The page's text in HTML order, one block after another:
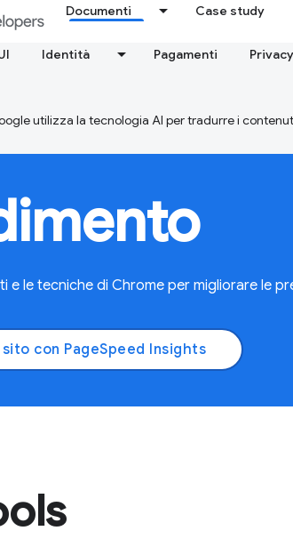
Documenti Case study
Identità Pagamenti
utilizza la tecnologia AI per tradurre i
e le tecniche di Chrome per migliorare le
con PageSpeed Insights